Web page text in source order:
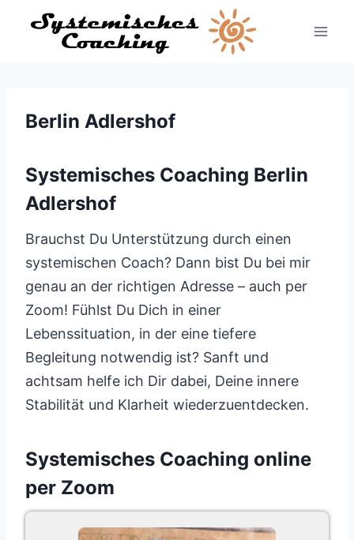
Inhalt
Berlin Adlershof
Systemisches Coaching Berlin
Adlershof
Brauchst Du Unterstützung durch einen
systemischen Coach? Dann bist Du bei mir
genau an der richtigen Adresse – auch per
Zoom! Fühlst Du Dich in einer
Lebenssituation, in der eine tiefere
Begleitung notwendig ist? Sanft und
achtsam helfe ich Dir dabei, Deine innere
Stabilität und Klarheit wiederzuentdecken.
Systemisches Coaching online
per Zoom